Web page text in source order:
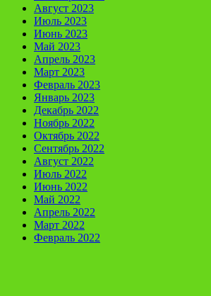
Август 2023
Июль 2023
Июнь 2023
Май 2023
Апрель 2023
Март 2023
Февраль 2023
Январь 2023
Декабрь 2022
Ноябрь 2022
Октябрь 2022
Сентябрь 2022
Август 2022
Июль 2022
Июнь 2022
Май 2022
Апрель 2022
Март 2022
Февраль 2022